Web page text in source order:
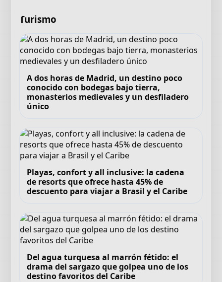
Turismo
A dos horas de Madrid, un destino poco
conocido con bodegas bajo tierra,
monasterios medievales y un desfiladero
único
Playas, confort y all inclusive: la cadena
de resorts que ofrece hasta 45% de
descuento para viajar a Brasil y el Caribe
Del agua turquesa al marrón fétido: el
drama del sargazo que golpea uno de los
destino favoritos del Caribe